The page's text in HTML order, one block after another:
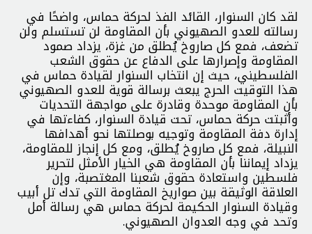
لقد كان السنوار، القائد الفذ لحركة حماس، واضحًا في
رسالته للعدو الصهيوني بأن المقاومة لن تستسلم ولن
تضعف، فمع كل صاروخ يُطلق من غزة، يزداد صمود
المقاومة وإصرارها على الدفاع عن حقوق الشعب
الفلسطيني، حيث إن انتخاب السنوار لقيادة حماس في
هذا التوقيت الحرج يبعث برسالة قوية للعدو الصهيوني
بأن المقاومة موحدة وقادرة على مواجهة التحديات
وأثبتت حركة حماس، تحت قيادة السنوار، كفاءتها في
إدارة دفة المقاومة وتوجيه بوصلتها نحو أهدافها
النبيلة، فمع كل صاروخ يُطلق، ومع كل إنجاز للمقاومة،
يزداد إيماننا بأن المقاومة هي الخيار الأمثل لتحرير
فلسطين واستعادة حقوق شعبنا المغتصبة، وإن
العلاقة الوثيقة بين صواريخ المقاومة التي تدك تل أبيب
وقيادة السنوار الحكيمة لحركة حماس هي رسالة أمل
وتحد في وجه العدوان الصهيوني.